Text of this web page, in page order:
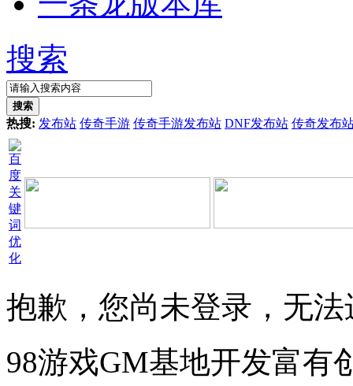
搜索
搜索
热搜: 发布站 传奇手游 传奇手游发布站 DNF发布站 传奇发布
抱歉，您尚未登录，无
98游戏GM基地开发富有